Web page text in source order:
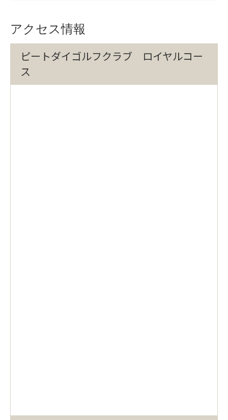
アクセス情報
ピートダイゴルフクラブ ロイヤルコー
ス